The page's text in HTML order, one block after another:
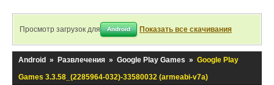
Просмотр загрузок для Android Показать все скачивания
Android » Развлечения » Google Play Games » Google Play
Games 3.3.58_(2285964-032)-33580032 (armeabi-v7a)